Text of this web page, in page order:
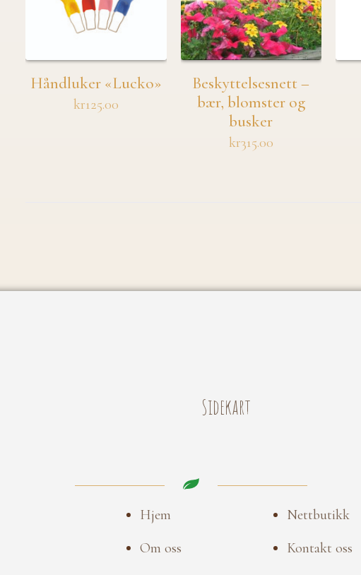
Håndluker «Lucko»
kr125.00
Beskyttelsesnett –
bær, blomster og
busker
kr315.00
Sidekart
Hjem
Om oss
Nettbutikk
Kontakt oss